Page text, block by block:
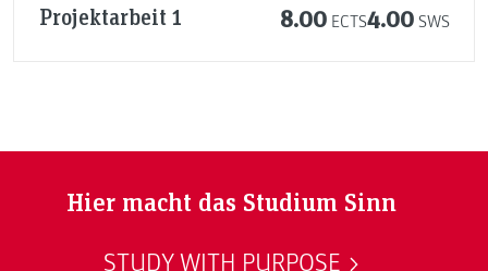
Projektarbeit 1 8.00 ECTS4.00 SWS
Hier macht das Studium Sinn
STUDY WITH PURPOSE